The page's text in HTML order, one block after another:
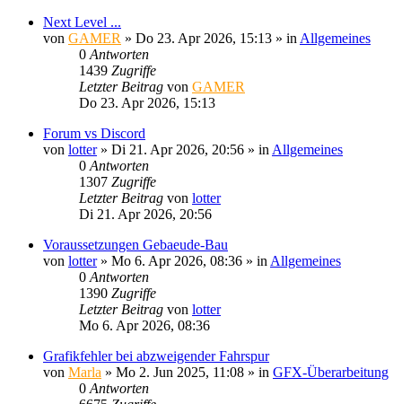
Next Level ...
von GAMER » Do 23. Apr 2026, 15:13 » in Allgemeines
0 Antworten
1439 Zugriffe
Letzter Beitrag von GAMER
Do 23. Apr 2026, 15:13
Forum vs Discord
von lotter» Di 21. Apr 2026, 20:56 » in Allgemeines
0 Antworten
1307 Zugriffe
Letzter Beitrag von lotter
Di 21. Apr 2026, 20:56
Voraussetzungen Gebaeude-Bau
von lotter» Mo 6. Apr 2026, 08:36 » in Allgemeines
0 Antworten
1390 Zugriffe
Letzter Beitrag von lotter
Mo 6. Apr 2026, 08:36
Grafikfehler bei abzweigender Fahrspur
von Marla » Mo 2. Jun 2025, 11:08 » in GFX-Überarbeitung
0 Antworten